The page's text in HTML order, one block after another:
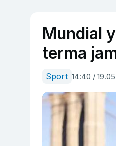
Mundial
terma
Sport 14:40 /